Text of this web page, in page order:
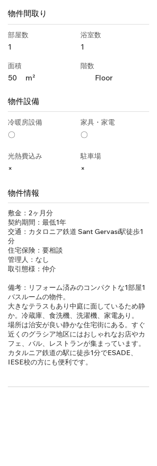
物件間取り
部屋数
1
面積
50 m²
浴室数
1
階数
Floor
物件設備
冷暖房設備
〇
家具・家電
〇
光熱費込み
×
駐車場
×
物件情報
敷金：2ヶ月分
契約期間：最低1年
交通：カタロニア鉄道 Sant Gervasi駅徒歩1
分
住宅保険：要相談
管理人：なし
取引態様：仲介
備考：リフォーム済みのコンパクトな1部屋1
バスルームの物件。
大きなテラスもあり中庭に面しているため静
か。冷蔵庫、食洗機、洗濯機、家電あり。
場所は治安が良い静かな住宅街にある。すぐ
近くのグラシア地区にはおしゃれなお店やカ
フェ、バル、レストランが集まっています。
カタルニア鉄道の駅に徒歩1分でESADE、
IESE校の方にも便利です。